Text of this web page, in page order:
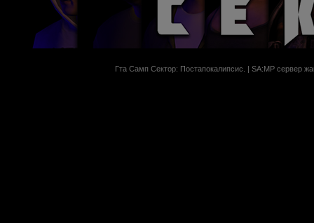
Гта Самп Сектор: Постапокалипсиc. | SA:MP сервер